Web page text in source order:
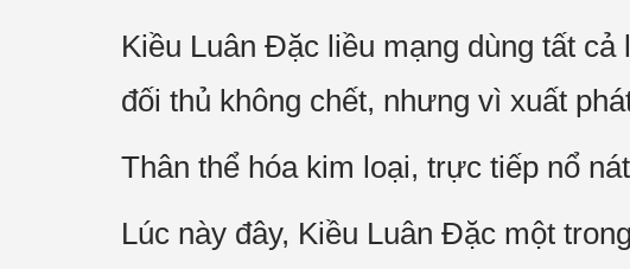
Kiều Luân Đặc liều mạng dùng tất
đối thủ không chết, nhưng vì xuất
Thân thể hóa kim loại, trực tiếp nổ
Lúc này đây, Kiều Luân Đặc một